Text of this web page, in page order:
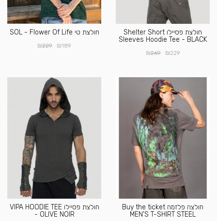
חולצת פסיילו Shelter Short
Sleeves Hoodie Tee - BLACK
₪229
₪269
חולצת טי SOL - Flower Of Life
₪189
₪229
חולצה פלזמה Buy the ticket
MEN'S T-SHIRT STEEL
חולצת פסיילו VIPA HOODIE TEE
- OLIVE NOIR